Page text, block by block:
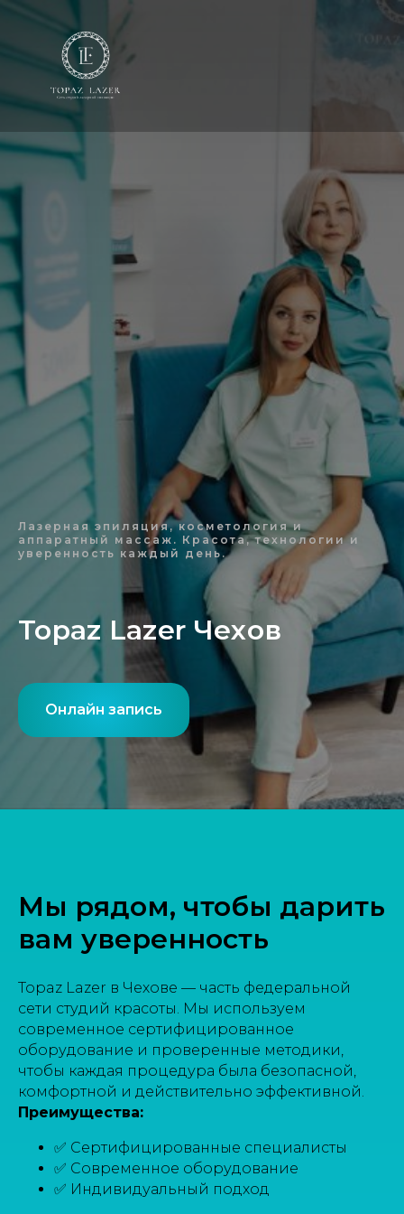
Лазерная эпиляция, косметология и
аппаратный массаж. Красота, технологии и
уверенность каждый день.
Topaz Lazer Чехов
Онлайн запись
Мы рядом, чтобы дарить
вам уверенность
Topaz Lazer в Чехове — часть федеральной
сети студий красоты. Мы используем
современное сертифицированное
оборудование и проверенные методики,
чтобы каждая процедура была безопасной,
комфортной и действительно эффективной.
Преимущества:
✅ Сертифицированные специалисты
✅ Современное оборудование
✅ Индивидуальный подход